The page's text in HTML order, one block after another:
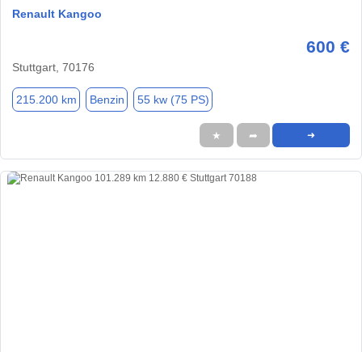
Renault Kangoo
600 €
Stuttgart, 70176
215.200 km Benzin 55 kw (75 PS)
★ ➦ ➜